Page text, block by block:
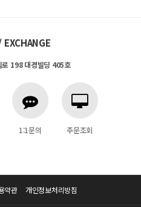
EXCHANGE
로 198 대경빌딩 405호
1:1문의 주문조회
약관 개인정보처리방침